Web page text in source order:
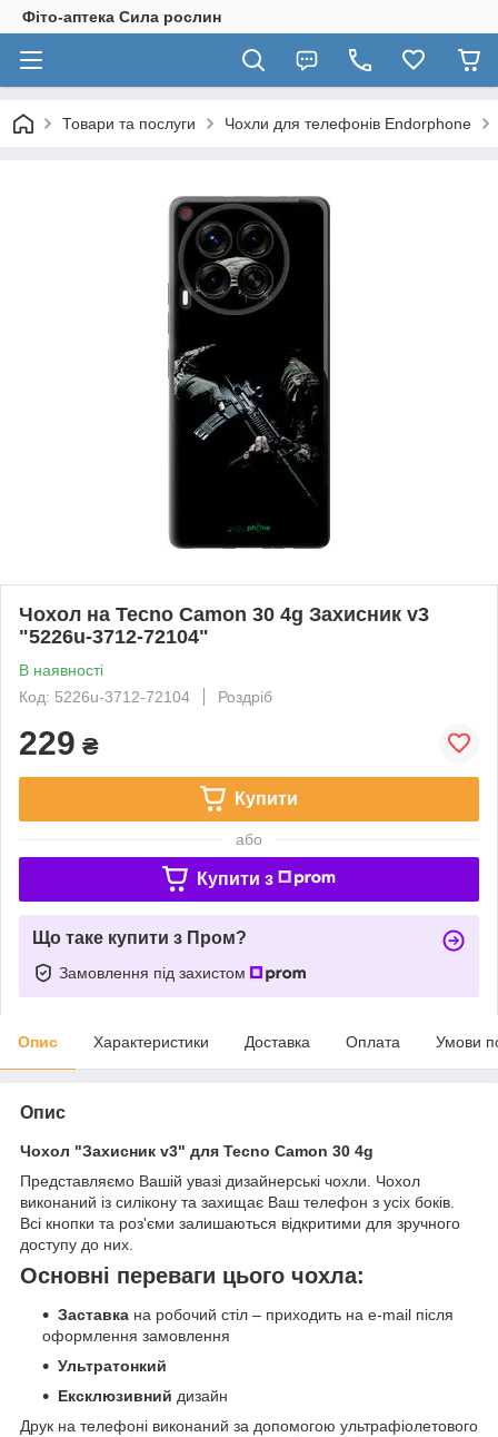
Фіто-аптека Сила рослин
Товари та послуги Чохли для телефонів Endorphone
Чохол на Tecno Camon 30 4g Захисник v3
"5226u-3712-72104"
В наявності
Код: 5226u-3712-72104
Роздріб
229 ₴
Купити
або
Купити з
Що таке купити з Пром?
Замовлення під захистом
Опис Характеристики Доставка Оплата Умови
Опис
Чохол "Захисник v3" для Tecno Camon 30 4g
Представляємо Вашій увазі дизайнерські чохли. Чохол
виконаний із силікону та захищає Ваш телефон з усіх боків.
Всі кнопки та роз'єми залишаються відкритими для зручного
доступу до них.
Основні переваги цього чохла:
Заставка на робочий стіл – приходить на e-mail після
оформлення замовлення
Ультратонкий
Ексклюзивний дизайн
Друк на телефоні виконаний за допомогою ультрафіолетового